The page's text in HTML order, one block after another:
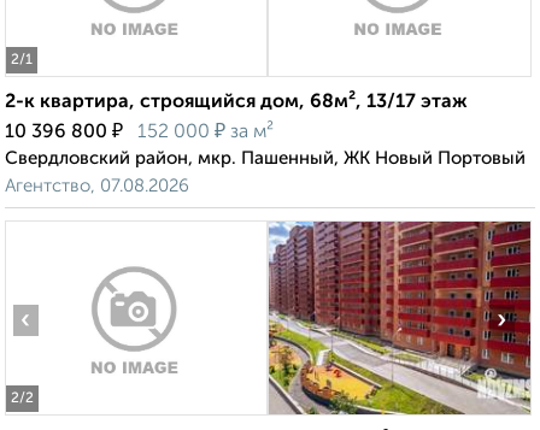
2/1
2-к квартира, строящийся дом, 68м², 13/17 этаж
10 396 800 ₽ 152 000 ₽ за м²
Свердловский район, мкр. Пашенный, ЖК Новый Портовый
Агентство, 07.08.2026
2/2
‹ ›